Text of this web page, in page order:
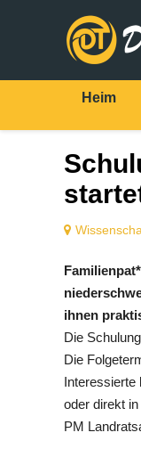
Heim
ihnen
Die
Die
Interessierte
oder direkt
PM